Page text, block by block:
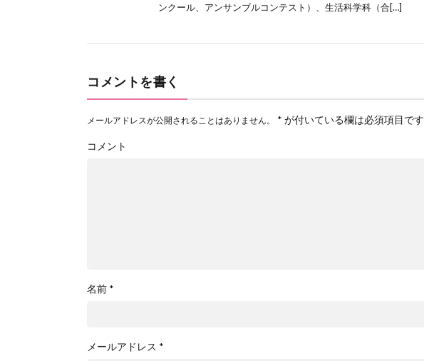
ンクール、アンサンブルコンテスト）、生活科学科（合[…]
コメントを書く
メールアドレスが公開されることはありません。 * が付いている欄は必須項目です
コメント
名前 *
メールアドレス *